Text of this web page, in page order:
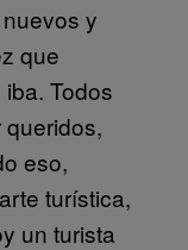
y
que
Todos
eso,
turística,
un turista